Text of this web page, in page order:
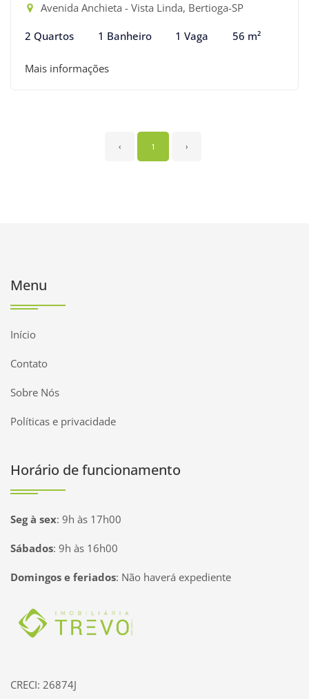
Avenida Anchieta - Vista Linda, Bertioga-SP
2 Quartos 1 Banheiro 1 Vaga 56 m²
Mais informações
‹ 1 ›
Menu
Início
Contato
Sobre Nós
Políticas e privacidade
Horário de funcionamento
Seg à sex: 9h às 17h00
Sábados: 9h às 16h00
Domingos e feriados: Não haverá expediente
Página inicial
CRECI: 26874J